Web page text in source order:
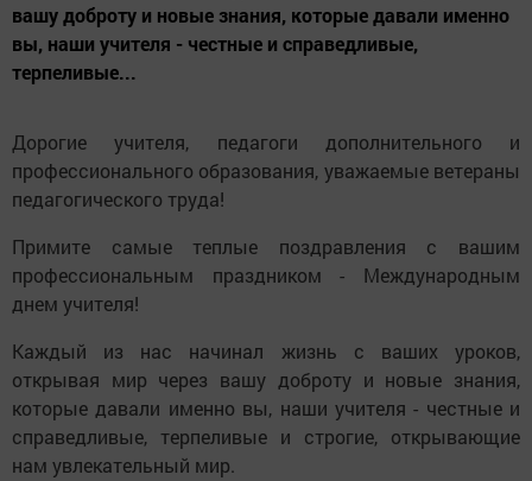
вашу доброту и новые знания, которые давали именно
вы, наши учителя - честные и справедливые,
терпеливые...
Дорогие учителя, педагоги дополнительного и
профессионального образования, уважаемые ветераны
педагогического труда!
Примите самые теплые поздравления с вашим
профессиональным праздником - Международным
днем учителя!
Каждый из нас начинал жизнь с ваших уроков,
открывая мир через вашу доброту и новые знания,
которые давали именно вы, наши учителя - честные и
справедливые, терпеливые и строгие, открывающие
нам увлекательный мир.